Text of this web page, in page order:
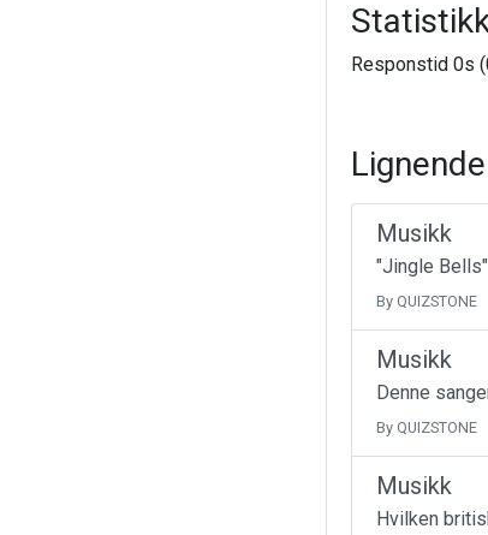
Responstid 0s
Musikk
"Jingle
By QUIZSTONE
Musikk
Denne
By QUIZSTONE
Musikk
Hvilken